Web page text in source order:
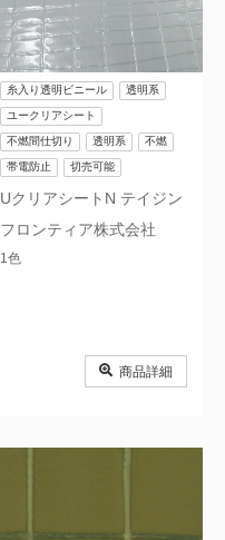
UクリアシートN テイジン
フロンティア株式会社
糸入り透明ビニール 透明系
ユークリアシート
不燃間仕切り 透明系 不燃
帯電防止 切売可能
1色
商品詳細